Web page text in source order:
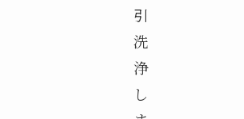
引
洗
浄
し